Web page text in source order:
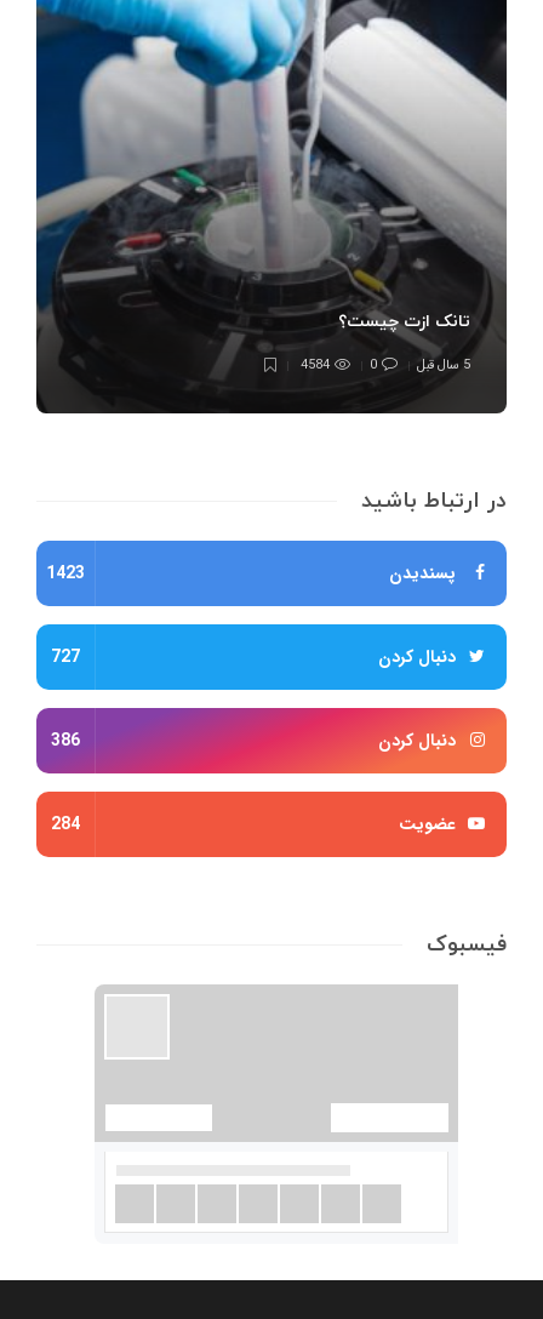
تانک ازت چیست؟
5 سال قبل 0
4584
در ارتباط باشید
پسندیدن 1423
دنبال کردن 727
دنبال کردن 386
عضویت 284
فیسبوک